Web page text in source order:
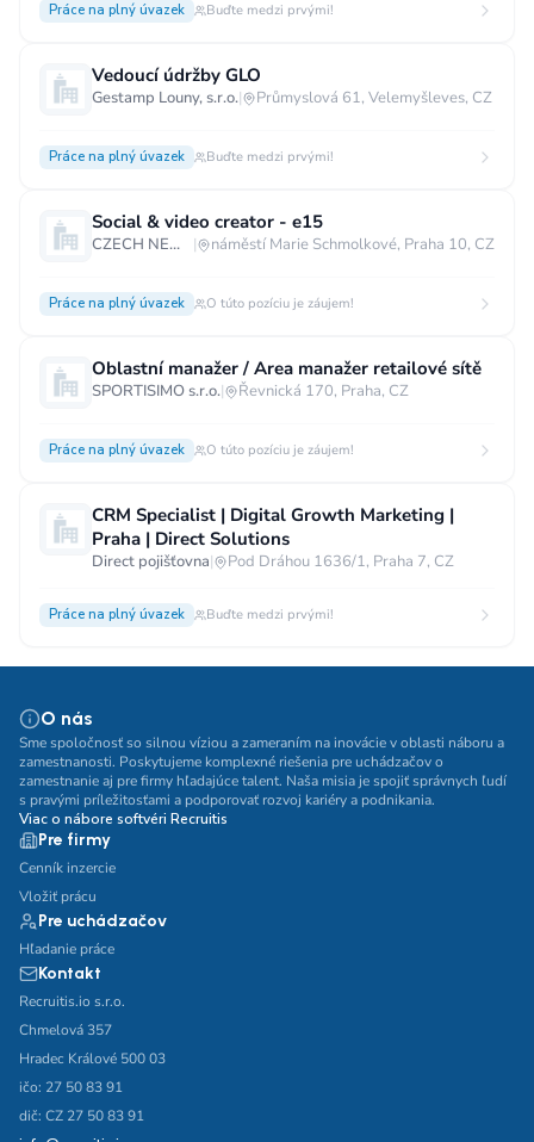
Práce na plný úvazek Buďte medzi prvými!
Vedoucí údržby GLO
Gestamp Louny, s.r.o.| Průmyslová 61, Velemyšleves, CZ
Práce na plný úvazek Buďte medzi prvými!
Social & video creator - e15
CZECH NEWS CENTER a.s. | náměstí Marie Schmolkové, Praha 10, CZ
Práce na plný úvazek O túto pozíciu je záujem!
Oblastní manažer / Area manažer retailové sítě
SPORTISIMO s.r.o.| Řevnická 170, Praha, CZ
Práce na plný úvazek O túto pozíciu je záujem!
CRM Specialist | Digital Growth Marketing |
Praha | Direct Solutions
Direct pojišťovna| Pod Dráhou 1636/1, Praha 7, CZ
Práce na plný úvazek Buďte medzi prvými!
O nás
Sme spoločnosť so silnou víziou a zameraním na inovácie v oblasti náboru a
zamestnanosti. Poskytujeme komplexné riešenia pre uchádzačov o
zamestnanie aj pre firmy hľadajúce talent. Naša misia je spojiť správnych ľudí
s pravými príležitosťami a podporovať rozvoj kariéry a podnikania.
Viac o nábore softvéri Recruitis
Pre firmy
Cenník inzercie
Vložiť prácu
Pre uchádzačov
Hľadanie práce
Kontakt
Recruitis.io s.r.o.
Chmelová 357
Hradec Králové 500 03
ičo: 27 50 83 91
dič: CZ 27 50 83 91